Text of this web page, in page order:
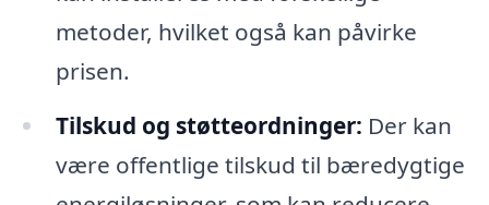
metoder, hvilket også kan påvirke
prisen.
Tilskud og støtteordninger: Der kan
være offentlige tilskud til bæredygtige